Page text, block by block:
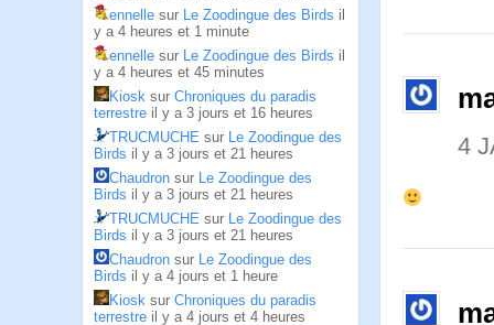
ennelle sur Le Zoodingue des Birds il
y a 4 heures et 1 minute
ennelle sur Le Zoodingue des Birds il
y a 4 heures et 45 minutes
Kiosk sur Chroniques du paradis
terrestre il y a 3 jours et 16 heures
TRUCMUCHE sur Le Zoodingue des
Birds il y a 3 jours et 21 heures
Chaudron sur Le Zoodingue des
Birds il y a 3 jours et 21 heures
TRUCMUCHE sur Le Zoodingue des
Birds il y a 3 jours et 21 heures
Chaudron sur Le Zoodingue des
Birds il y a 4 jours et 1 heure
Kiosk sur Chroniques du paradis
terrestre il y a 4 jours et 4 heures
4